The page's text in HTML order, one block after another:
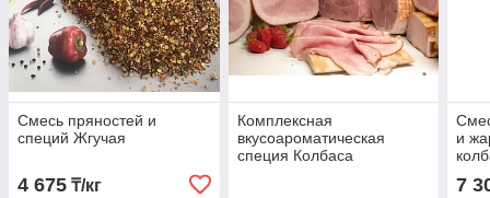
Смесь пряностей и
специй Жгучая
4 675 ₸/кг
Комплексная
вкусоароматическая
специя Колбаса
и
7